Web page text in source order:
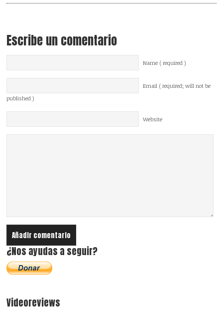
Escribe un comentario
Name ( required )
Email ( required; will not be
published )
Website
¿Nos ayudas a seguir?
Videoreviews